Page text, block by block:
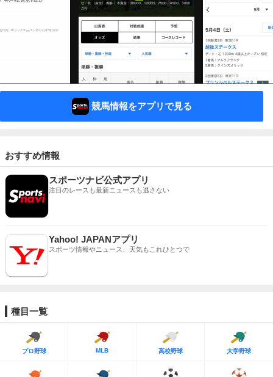
競馬情報をアプリで見る
おすすめ情報
スポーツナビ公式アプリ
注目のレースも最新ニュースも逃さない
Yahoo! JAPANアプリ
スポーツ情報やニュース、天気もこれひとつで
種目一覧
プロ野球 MLB 高校野球 大学野球